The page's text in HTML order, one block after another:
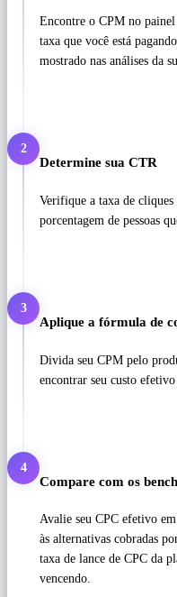
Encontre o CPM no painel
taxa que você está
mostrado nas análises da
2
Determine sua CTR
Verifique a taxa de
porcentagem de pessoas
3
Aplique a fórmula de
Divida seu CPM pelo
encontrar seu custo
4
Compare com os
Avalie seu CPC efetivo
às alternativas cobradas
taxa de lance de CPC da
vencendo.